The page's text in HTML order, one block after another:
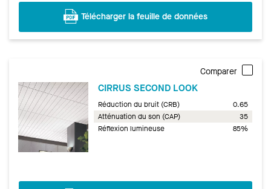
Télécharger la feuille de données
Comparer
CIRRUS SECOND LOOK
Réduction du bruit (CRB)
0.65
Atténuation du son (CAP)
35
Réflexion lumineuse
85%